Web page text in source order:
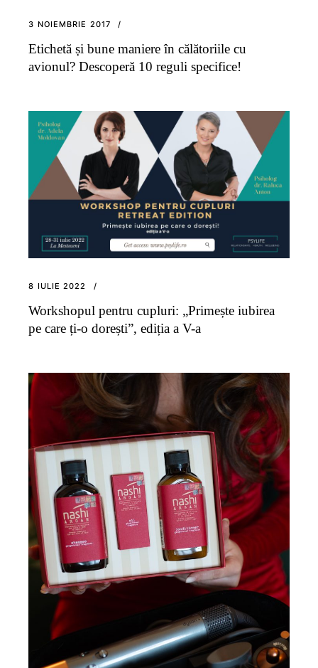
3 NOIEMBRIE 2017
Etichetă și bune maniere în călătoriile cu
avionul? Descoperă 10 reguli specifice!
8 IULIE 2022
Workshopul pentru cupluri: „Primește iubirea
pe care ți-o dorești”, ediția a V-a